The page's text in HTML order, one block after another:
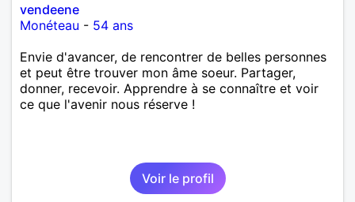
vendeene
Monéteau - 54 ans
Envie d'avancer, de rencontrer de belles personnes
et peut être trouver mon âme soeur. Partager,
donner, recevoir. Apprendre à se connaître et voir
ce que l'avenir nous réserve !
Voir le profil